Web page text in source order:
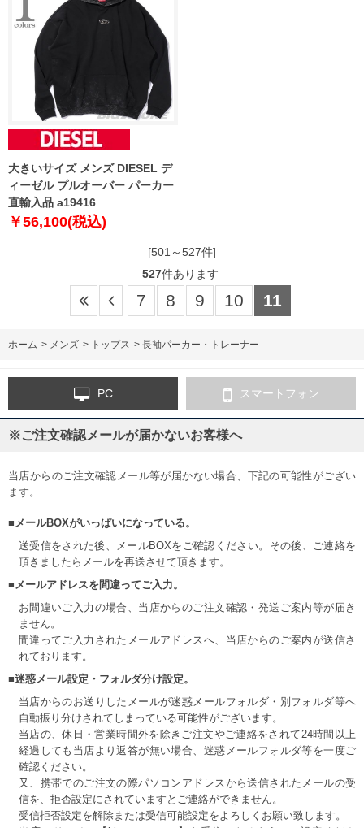
大きいサイズ メンズ DIESEL デ
ィーゼル プルオーバー パーカー
直輸入品 a19416
￥56,100(税込)
[501～527件]
527件あります
7 8 9 10 11
ホーム > メンズ > トップス > 長袖パーカー・トレーナー
PC スマートフォン
※ご注文確認メールが届かないお客様へ
当店からのご注文確認メール等が届かない場合、下記の可能性がござい
ます。
■メールBOXがいっぱいになっている。
送受信をされた後、メールBOXをご確認ください。その後、ご連絡を
頂きましたらメールを再送させて頂きます。
■メールアドレスを間違ってご入力。
お間違いご入力の場合、当店からのご注文確認・発送ご案内等が届き
ません。
間違ってご入力されたメールアドレスへ、当店からのご案内が送信さ
れております。
■迷惑メール設定・フォルダ分け設定。
当店からのお送りしたメールが迷惑メールフォルダ・別フォルダ等へ
自動振り分けされてしまっている可能性がございます。
当店の、休日・営業時間外を除きご注文やご連絡をされて24時間以上
経過しても当店より返答が無い場合、迷惑メールフォルダ等を一度ご
確認ください。
又、携帯でのご注文の際パソコンアドレスから送信されたメールの受
信を、拒否設定にされていますとご連絡ができません。
受信拒否設定を解除または受信可能設定をよろしくお願い致します。